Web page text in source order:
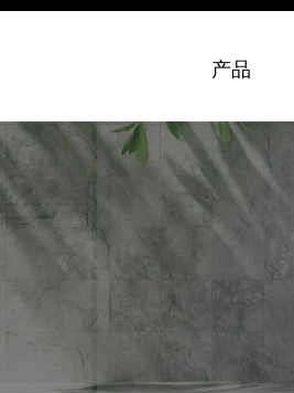
产品